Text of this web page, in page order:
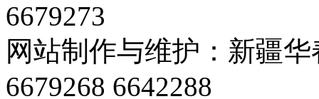
6679273
网站制作与维护：新疆
6679268 6642288